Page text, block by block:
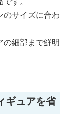
のサイズに合わ
の細部まで鮮明
ギュアを省